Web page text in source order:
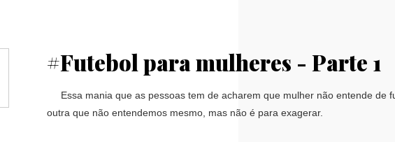
#Futebol para mulheres - Parte 1
Essa mania que as pessoas tem de acharem que mulher não entende de
outra que não entendemos mesmo, mas não é para exagerar.